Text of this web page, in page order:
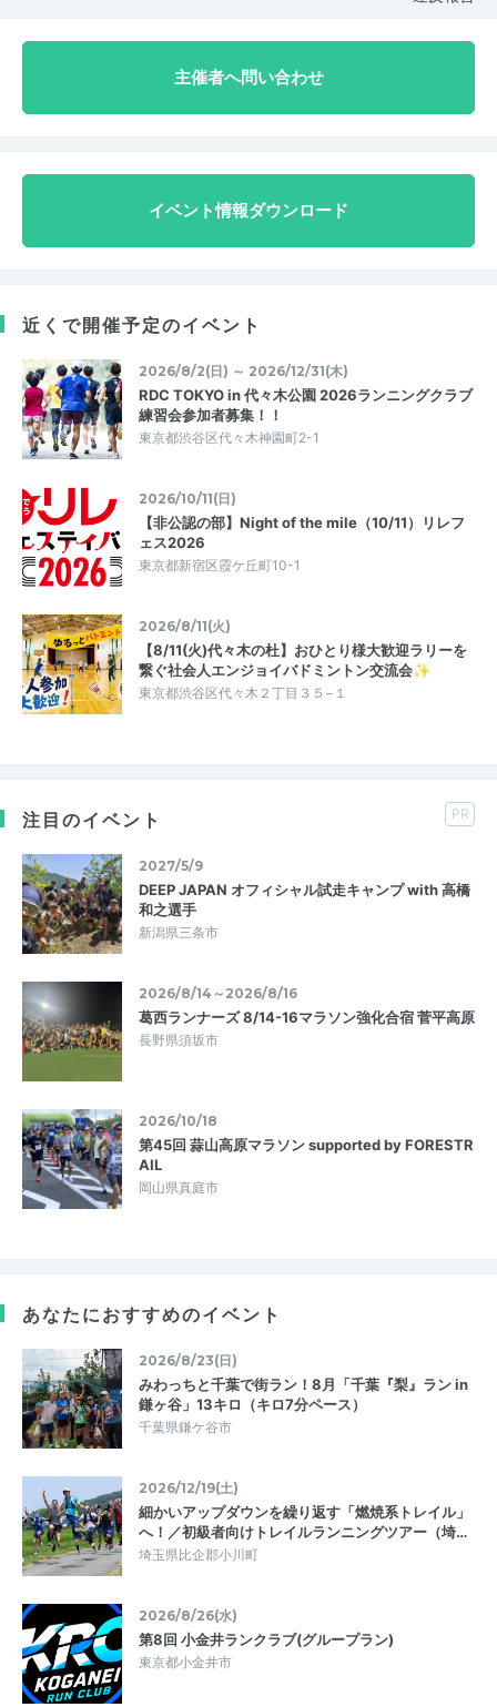
主催者へ問い合わせ
イベント情報ダウンロード
近くで開催予定のイベント
2026/8/2(日) ～ 2026/12/31(木)
RDC TOKYO in 代々木公園 2026ランニングクラブ
練習会参加者募集！！
東京都渋谷区代々木神園町2-1
2026/10/11(日)
【非公認の部】Night of the mile（10/11）リレフ
ェス2026
東京都新宿区霞ケ丘町10-1
2026/8/11(火)
【8/11(火)代々木の杜】おひとり様大歓迎ラリーを
繋ぐ社会人エンジョイバドミントン交流会✨
東京都渋谷区代々木２丁目３５−１
注目のイベント PR
2027/5/9
DEEP JAPAN オフィシャル試走キャンプ with 高橋
和之選手
新潟県三条市
2026/8/14～2026/8/16
葛西ランナーズ 8/14-16マラソン強化合宿 菅平高原
長野県須坂市
2026/10/18
第45回 蒜山高原マラソン supported by FORESTR
AIL
岡山県真庭市
あなたにおすすめのイベント
2026/8/23(日)
みわっちと千葉で街ラン！8月「千葉『梨』ラン in
鎌ヶ谷」13キロ（キロ7分ペース）
千葉県鎌ケ谷市
2026/12/19(土)
細かいアップダウンを繰り返す「燃焼系トレイル」
へ！／初級者向けトレイルランニングツアー（埼…
埼玉県比企郡小川町
2026/8/26(水)
第8回 小金井ランクラブ(グループラン)
東京都小金井市